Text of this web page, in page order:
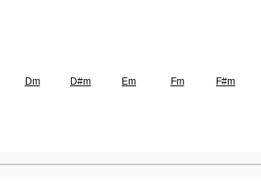
Dm D#m Em Fm
F#m